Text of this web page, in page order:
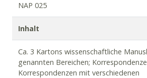
NAP 025
Inhalt
Ca. 3 Kartons wissenschaftliche
genannten Bereichen;
Korrespondenzen mit verschiedenen